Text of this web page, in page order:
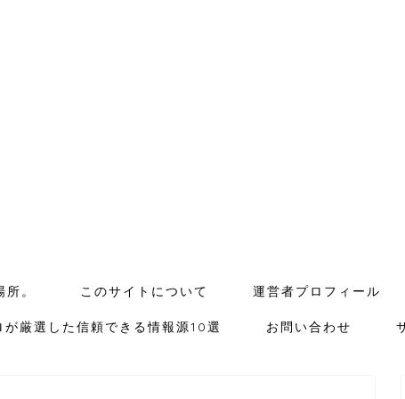
。 このサイトについて 運営者プロフィール
が厳選した信頼できる情報源10選 お問い合わせ